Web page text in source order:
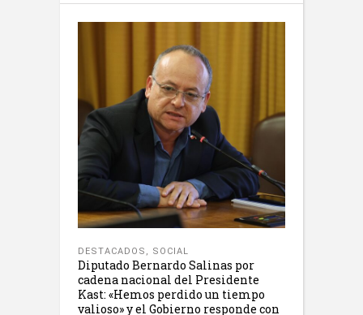
DESTACADOS , SOCIAL
Diputado Bernardo Salinas por
cadena nacional del Presidente
Kast: «Hemos perdido un tiempo
valioso» y el Gobierno responde con